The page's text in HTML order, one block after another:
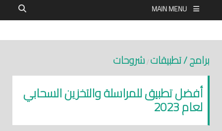
MAIN MENU
برامج / تطبيقات / شروحات
أفضل تطبيق للمراسلة والتخزين السحابي
لعام 2023